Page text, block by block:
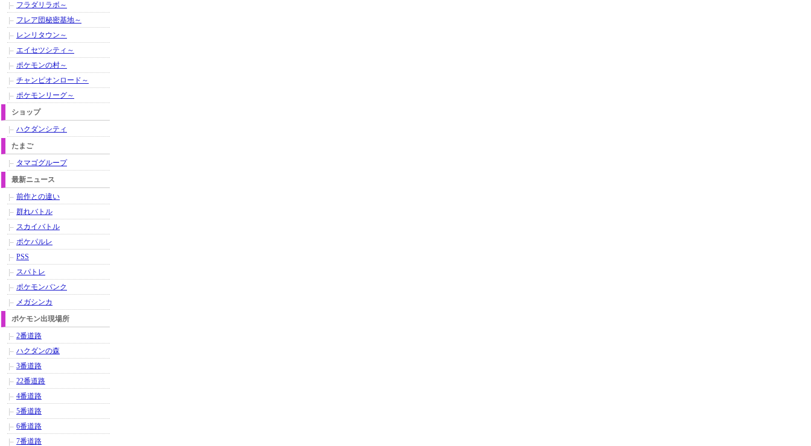
フラダリラボ～
フレア団秘密基地～
レンリタウン～
エイセツシティ～
ポケモンの村～
チャンピオンロード～
ポケモンリーグ～
ショップ
ハクダンシティ
たまご
タマゴグループ
最新ニュース
前作との違い
群れバトル
スカイバトル
ポケパルレ
PSS
スパトレ
ポケモンバンク
メガシンカ
ポケモン出現場所
2番道路
ハクダンの森
3番道路
22番道路
4番道路
5番道路
6番道路
7番道路